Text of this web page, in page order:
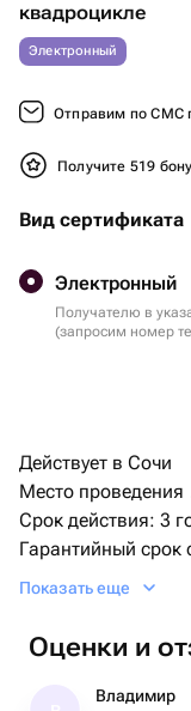
квадроцикле
Электронный
Отправим по СМС
Получите 519
Вид сертификата
Электронный
Получателю в
(запросим номер
Действует в Сочи
Место
Срок действия: 3
Гарантийный срок
Бренд: bonodono |
Доставка через
✓ Место: любая
Показать еще
Оценки и
Владимир